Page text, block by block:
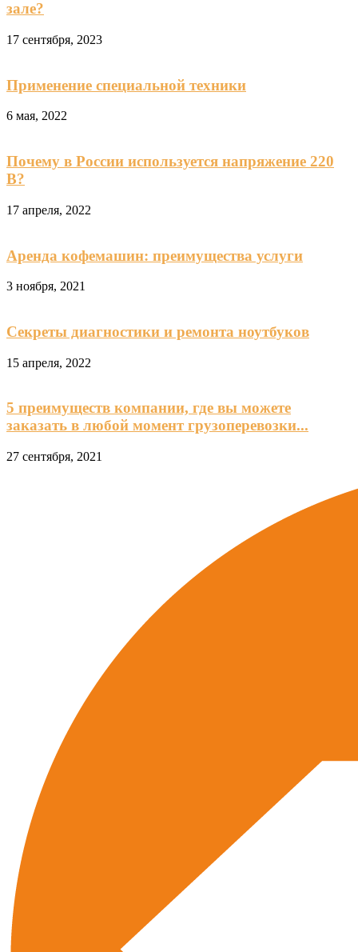
зале?
17 сентября, 2023
Применение специальной техники
6 мая, 2022
Почему в России используется напряжение 220
В?
17 апреля, 2022
Аренда кофемашин: преимущества услуги
3 ноября, 2021
Секреты диагностики и ремонта ноутбуков
15 апреля, 2022
5 преимуществ компании, где вы можете
заказать в любой момент грузоперевозки...
27 сентября, 2021